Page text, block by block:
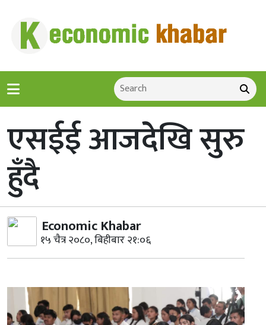
एसईई आजदेखि सुरु
हुँदै
Economic Khabar
१५ चैत्र २०८०, बिहीबार २१:०६